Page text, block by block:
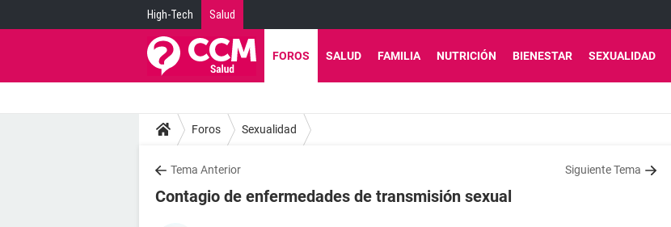
High-Tech Salud
FOROS SALUD FAMILIA NUTRICIÓN BIENESTAR SEXUALIDAD
Foros Sexualidad
Tema Anterior Siguiente Tema
Contagio de enfermedades de transmisión sexual